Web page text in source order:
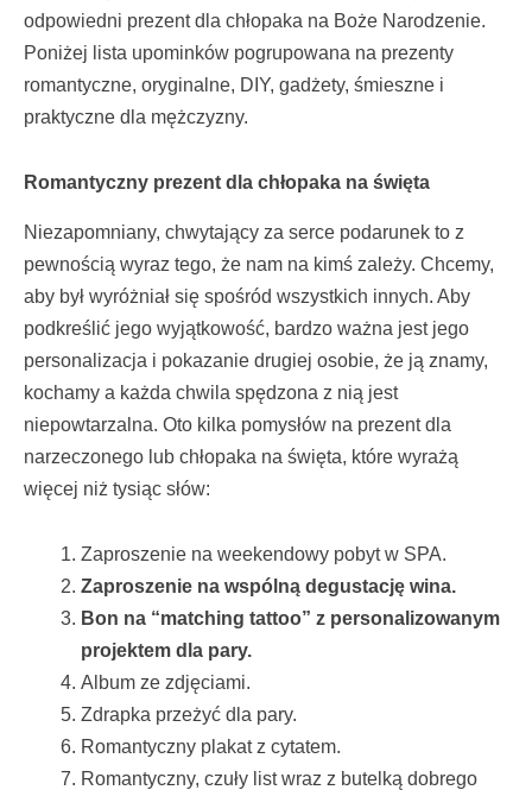
odpowiedni prezent dla chłopaka na Boże Narodzenie.
Poniżej lista upominków pogrupowana na prezenty
romantyczne, oryginalne, DIY, gadżety, śmieszne i
praktyczne dla mężczyzny.
Romantyczny prezent dla chłopaka na święta
Niezapomniany, chwytający za serce podarunek to z
pewnością wyraz tego, że nam na kimś zależy. Chcemy,
aby był wyróżniał się spośród wszystkich innych. Aby
podkreślić jego wyjątkowość, bardzo ważna jest jego
personalizacja i pokazanie drugiej osobie, że ją znamy,
kochamy a każda chwila spędzona z nią jest
niepowtarzalna. Oto kilka pomysłów na prezent dla
narzeczonego lub chłopaka na święta, które wyrażą
więcej niż tysiąc słów:
Zaproszenie na weekendowy pobyt w SPA.
Zaproszenie na wspólną degustację wina.
Bon na “matching tattoo” z personalizowanym
projektem dla pary.
Album ze zdjęciami.
Zdrapka przeżyć dla pary.
Romantyczny plakat z cytatem.
Romantyczny, czuły list wraz z butelką dobrego